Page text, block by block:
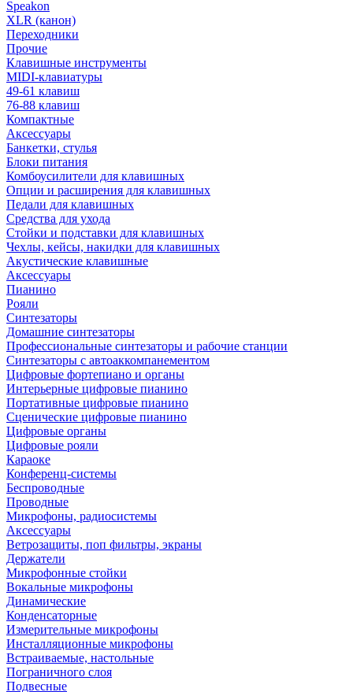
Speakon
XLR (канон)
Переходники
Прочие
Клавишные инструменты
MIDI-клавиатуры
49-61 клавиш
76-88 клавиш
Компактные
Аксессуары
Банкетки, стулья
Блоки питания
Комбоусилители для клавишных
Опции и расширения для клавишных
Педали для клавишных
Средства для ухода
Стойки и подставки для клавишных
Чехлы, кейсы, накидки для клавишных
Акустические клавишные
Аксессуары
Пианино
Рояли
Синтезаторы
Домашние синтезаторы
Профессиональные синтезаторы и рабочие станции
Синтезаторы с автоаккомпанементом
Цифровые фортепиано и органы
Интерьерные цифровые пианино
Портативные цифровые пианино
Сценические цифровые пианино
Цифровые органы
Цифровые рояли
Караоке
Конференц-системы
Беспроводные
Проводные
Микрофоны, радиосистемы
Аксессуары
Ветрозащиты, поп фильтры, экраны
Держатели
Микрофонные стойки
Вокальные микрофоны
Динамические
Конденсаторные
Измерительные микрофоны
Инсталляционные микрофоны
Встраиваемые, настольные
Пограничного слоя
Подвесные